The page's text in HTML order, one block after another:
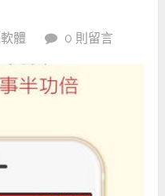
體 0 則留言